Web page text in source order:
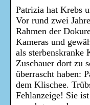
Patrizia hat Krebs
Vor rund zwei
Rahmen der
Kameras und
als sterbenskranke
Zuschauer dort zu
überrascht haben:
dem Klischee.
Fehlanzeige! Sie